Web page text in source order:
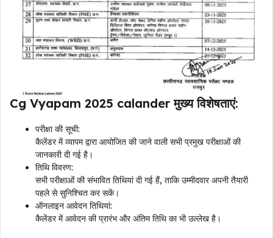
Cg Vyapam 2025 calander मुख्य विशेषताएं:
परीक्षा की सूची:
कैलेंडर में व्यापम द्वारा आयोजित की जाने वाली सभी प्रमुख परीक्षाओं की
जानकारी दी गई है।
तिथि विवरण:
सभी परीक्षाओं की संभावित तिथियां दी गई हैं, ताकि उम्मीदवार अपनी तैयारी
पहले से सुनिश्चित कर सकें।
ऑनलाइन आवेदन तिथियां:
कैलेंडर में आवेदन की प्रारंभ और अंतिम तिथि का भी उल्लेख है।